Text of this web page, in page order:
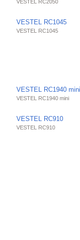
VESTEL RC2050
VESTEL RC1045
VESTEL RC1045
VESTEL RC1940 mini
VESTEL RC1940 mini
VESTEL RC910
VESTEL RC910